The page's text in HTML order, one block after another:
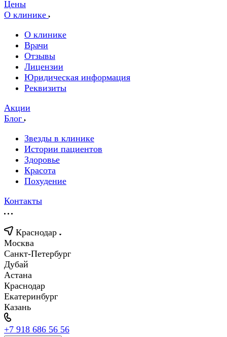
Цены
О клинике
О клинике
Врачи
Отзывы
Лицензии
Юридическая информация
Реквизиты
Акции
Блог
Звезды в клинике
Истории пациентов
Здоровье
Красота
Похудение
Контакты
Краснодар
Москва
Санкт-Петербург
Дубай
Астана
Краснодар
Екатеринбург
Казань
+7 918 686 56 56